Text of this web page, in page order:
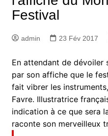
Festival
admin 23 Fév 2017
En attendant de dévoiler
par son affiche que le
fait vibrer les
Favre. Illustratrice
indication à ce que sera
raconte son merveilleux